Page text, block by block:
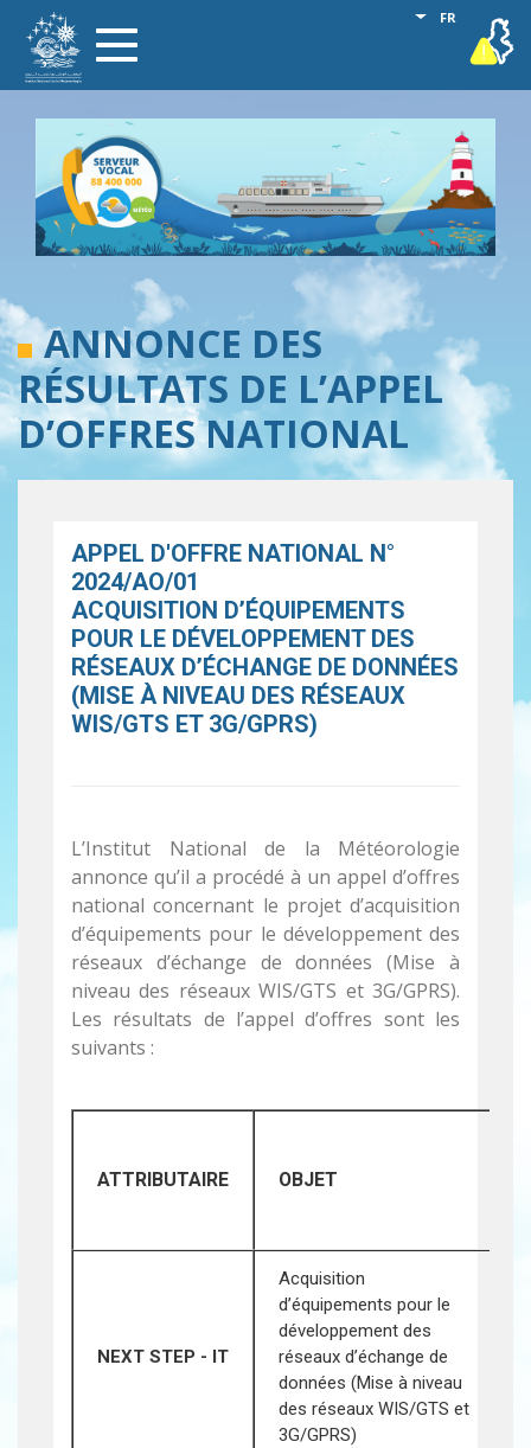
contenu
Toggle
navigation
FR
Lister les
vigilance
ANNONCE DES
RÉSULTATS DE L’APPEL
D’OFFRES NATIONAL
APPEL D'OFFRE NATIONAL N°
2024/AO/01
ACQUISITION D’ÉQUIPEMENTS
POUR LE DÉVELOPPEMENT DES
RÉSEAUX D’ÉCHANGE DE DONNÉES
(MISE À NIVEAU DES RÉSEAUX
WIS/GTS ET 3G/GPRS)
L’Institut National de la Météorologie
annonce qu’il a procédé à un appel d’offres
national concernant le projet d’acquisition
d’équipements pour le développement des
réseaux d’échange de données (Mise à
niveau des réseaux WIS/GTS et 3G/GPRS).
Les résultats de l’appel d’offres sont les
suivants :
ATTRIBUTAIRE OBJET
NEXT STEP - IT
Acquisition
d’équipements pour le
développement des
réseaux d’échange de
données (Mise à niveau
des réseaux WIS/GTS et
3G/GPRS)